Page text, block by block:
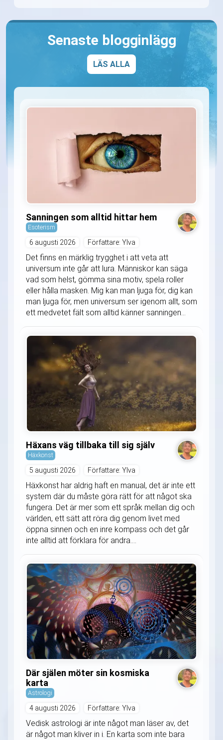
Senaste blogginlägg
LÄS ALLA
Sanningen som alltid hittar hem
Esoterism
6 augusti 2026 Författare: Ylva
Det finns en märklig trygghet i att veta att
universum inte går att lura. Människor kan säga
vad som helst, gömma sina motiv, spela roller
eller hålla masken. Mig kan man ljuga för, dig kan
man ljuga för, men universum ser igenom allt, som
ett medvetet fält som alltid känner sanningen...
Häxans väg tillbaka till sig själv
Häxkonst
5 augusti 2026 Författare: Ylva
Häxkonst har aldrig haft en manual, det är inte ett
system där du måste göra rätt för att något ska
fungera. Det är mer som ett språk mellan dig och
världen, ett sätt att röra dig genom livet med
öppna sinnen och en inre kompass och det går
inte alltid att förklara för andra....
Där själen möter sin kosmiska
karta
Astrologi
4 augusti 2026 Författare: Ylva
Vedisk astrologi är inte något man läser av, det
är något man kliver in i. En karta som inte bara